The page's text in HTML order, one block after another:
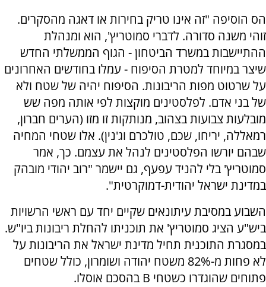
הס הוסיפה "זה אינו טריק בחירות או דאגה מהסקרים.
זוהי משנה סדורה. לדברי סמוטריץ', הוא ומנהלת
ההתיישבות במשרד הביטחון - הגוף הממשלתי החדש
שיצר במיוחד למטרת הסיפוח - עמלו בחודשים האחרונים
על שרטוט מפות הריבונות. הסיפוח יהיה של שטח ולא
של בני אדם. לפלסטינים מוקצות לפי אותה מפה שש
מובלעות צבועות בצהוב, מנותקות זו מזו (הערים חברון,
רמאללה, יריחו, שכם, טולכרם וג'נין). אלו שטחי המחיה
שבהם יורשו הפלסטינים לנהל את עצמם. כך, אמר
סמוטריץ' בלי להניד עפעף, גם יישמר "רוב יהודי מובהק
במדינת ישראל יהודית-דמוקרטית".
השבוע במסיבת עיתונאים שקיים יחד עם ראשי הרשויות
ביש"ע הציג סמוטריץ' את תוכניתו להחלת ריבונות ביו"ש.
במסגרת התוכנית תחיל מדינת ישראל את הריבונות על
לא פחות מ-82% משטח יהודה ושומרון, כולל שטחים
פתוחים שהוגדרו כשטחי B בהסכם אוסלו.